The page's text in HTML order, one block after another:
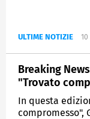
ULTIME NOTIZIE 10
Breaking
"Trovato
In questa
compromesso",